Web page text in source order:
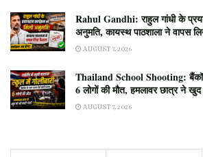
Rahul Gandhi: राहुल गांधी के
अनुमति, कायस्थ पाठशाला ने वापस
AUGUST 7, 2026
Thailand School Shooting:
6 लोगों की मौत, हमलावर छात्र ने खुद
AUGUST 7, 2026